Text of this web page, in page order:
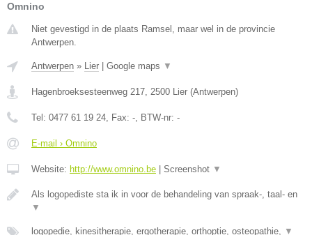
Omnino
Niet gevestigd in de plaats Ramsel, maar wel in de provincie
Antwerpen.
Antwerpen » Lier Google maps ▼
Hagenbroeksesteenweg 217, 2500 Lier (Antwerpen)
Tel: 0477 61 19 24, Fax: -, BTW-nr: -
E-mail › Omnino
Website: http://www.omnino.be Screenshot ▼
Als logopediste sta ik in voor de behandeling van spraak-, taal- en
▼
logopedie, kinesitherapie, ergotherapie, orthoptie, osteopathie, ▼